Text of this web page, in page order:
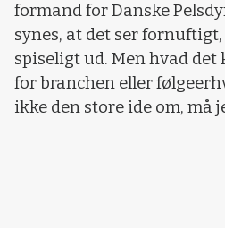
formand for Danske
synes, at det ser
spiseligt ud. Men hvad
for branchen eller
ikke den store ide om, må